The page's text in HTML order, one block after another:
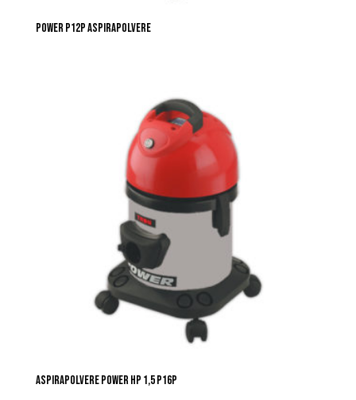
POWER P12P ASPIRAPOLVERE
ASPIRAPOLVERE POWER HP 1,5 P16P